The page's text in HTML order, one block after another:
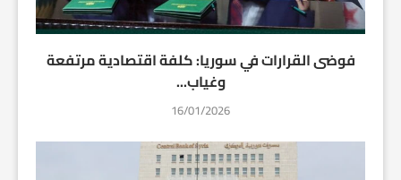
فوضى القرارات في سوريا: كلفة اقتصادية مرتفعة
وغياب...
16/01/2026